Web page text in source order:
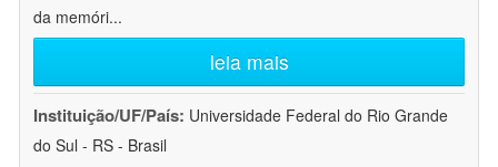
da memóri...
leia mais
Instituição/UF/País: Universidade Federal do Rio Grande
do Sul - RS - Brasil